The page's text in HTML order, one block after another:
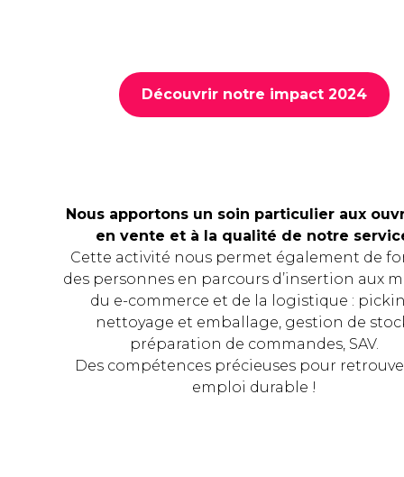
Découvrir notre impact 2024
Nous apportons un soin particulier aux
en vente et à la qualité de notre
Cette activité nous permet également de
des personnes en parcours d’insertion aux
du e-commerce et de la logistique :
nettoyage et emballage, gestion de
préparation de commandes, SAV.
Des compétences précieuses pour
emploi durable !